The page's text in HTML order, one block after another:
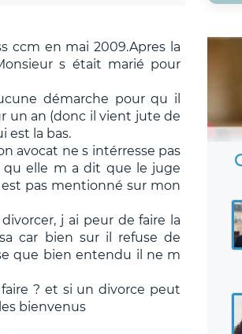
ccm en mai 2009.Apres la
s était marié pour
démarche pour qu il
un an (donc il vient jute de
est la bas.
avocat ne s intérresse pas
qu elle m a dit que le juge
pas mentionné sur mon
j ai peur de faire la
car bien sur il refuse de
que bien entendu il ne m
? et si un divorce peut
bienvenus